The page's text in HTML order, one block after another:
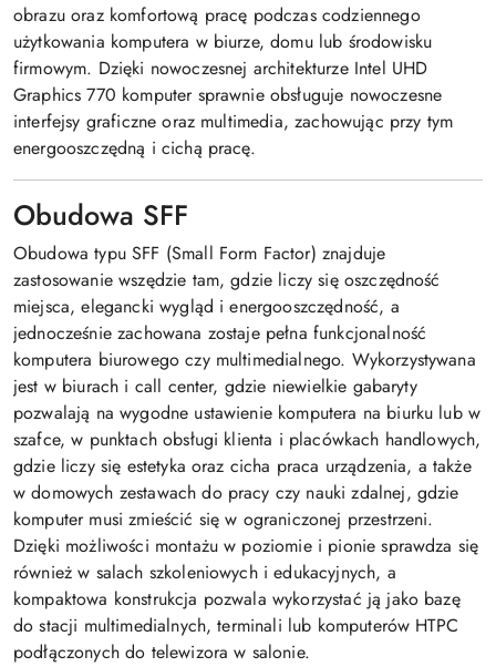
obrazu oraz komfortową pracę podczas codziennego
użytkowania komputera w biurze, domu lub środowisku
firmowym. Dzięki nowoczesnej architekturze Intel UHD
Graphics 770 komputer sprawnie obsługuje nowoczesne
interfejsy graficzne oraz multimedia, zachowując przy tym
energooszczędną i cichą pracę.
Obudowa SFF
Obudowa typu SFF (Small Form Factor) znajduje
zastosowanie wszędzie tam, gdzie liczy się oszczędność
miejsca, elegancki wygląd i energooszczędność, a
jednocześnie zachowana zostaje pełna funkcjonalność
komputera biurowego czy multimedialnego. Wykorzystywana
jest w biurach i call center, gdzie niewielkie gabaryty
pozwalają na wygodne ustawienie komputera na biurku lub w
szafce, w punktach obsługi klienta i placówkach handlowych,
gdzie liczy się estetyka oraz cicha praca urządzenia, a także
w domowych zestawach do pracy czy nauki zdalnej, gdzie
komputer musi zmieścić się w ograniczonej przestrzeni.
Dzięki możliwości montażu w poziomie i pionie sprawdza się
również w salach szkoleniowych i edukacyjnych, a
kompaktowa konstrukcja pozwala wykorzystać ją jako bazę
do stacji multimedialnych, terminali lub komputerów HTPC
podłączonych do telewizora w salonie.